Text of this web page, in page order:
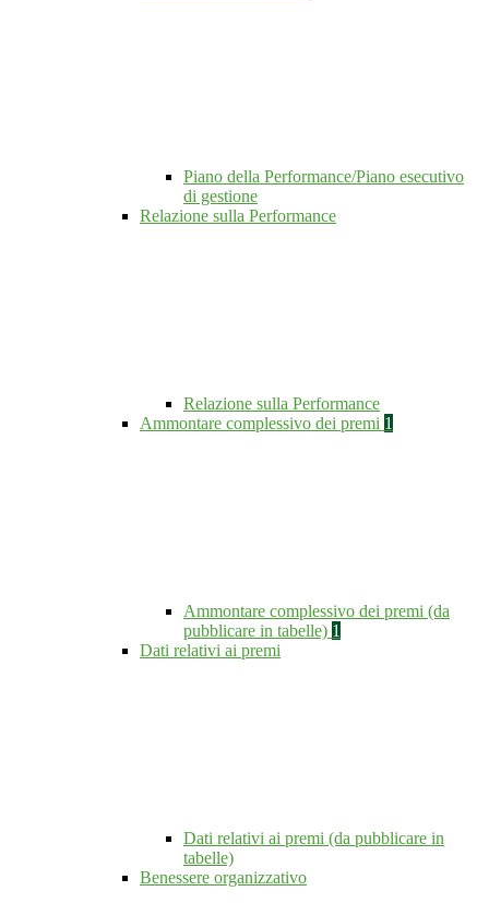
Piano della Performance/Piano esecutivo
di gestione
Relazione sulla Performance
Relazione sulla Performance
Ammontare complessivo dei premi 1
Ammontare complessivo dei premi (da
pubblicare in tabelle) 1
Dati relativi ai premi
Dati relativi ai premi (da pubblicare in
tabelle)
Benessere organizzativo